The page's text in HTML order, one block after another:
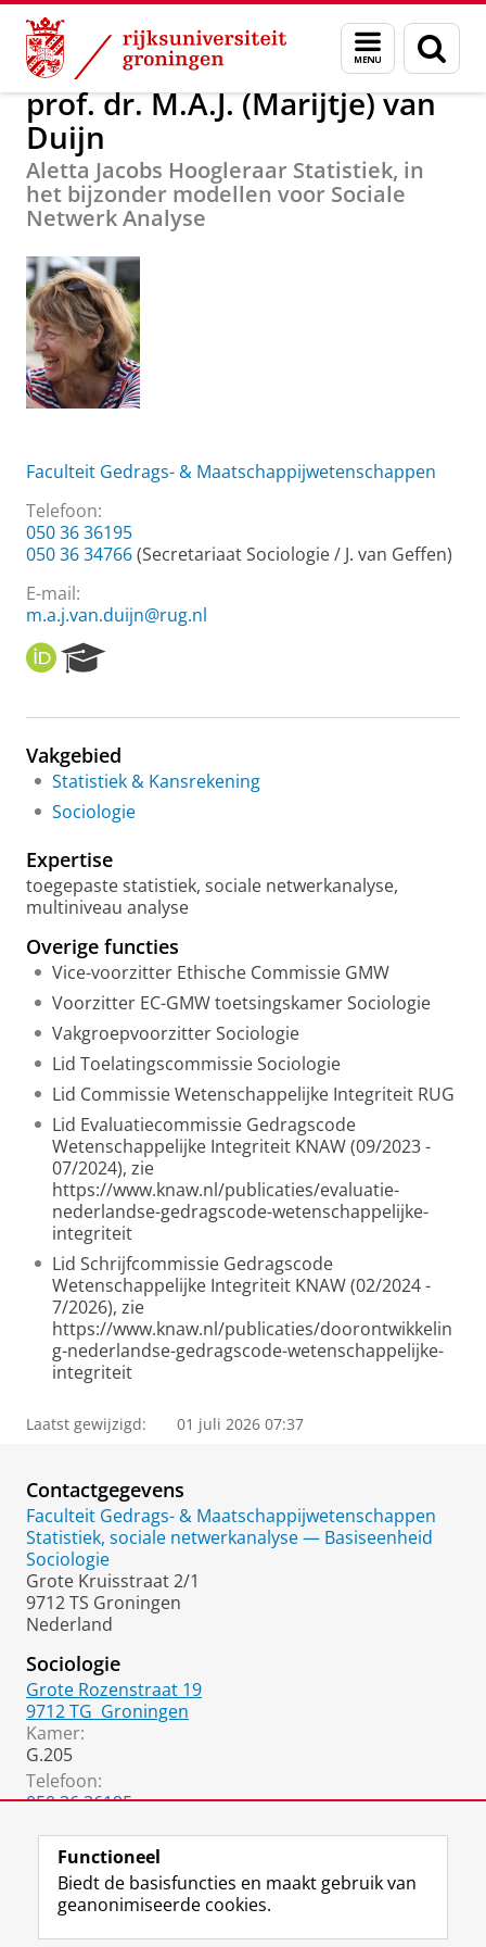
Skip
Content
Skip
Navigation
Menu
en
zoeken
Over ons prof. dr. M.A.J. (Marijtje) van Duijn
prof. dr. M.A.J. (Marijtje) van
Duijn
Aletta Jacobs Hoogleraar Statistiek, in
het bijzonder modellen voor Sociale
Netwerk Analyse
Faculteit Gedrags- & Maatschappijwetenschappen
Telefoon:
050 36 36195
050 36 34766(Secretariaat Sociologie / J. van Geffen)
E-mail:
m.a.j.van.duijn@rug.nl
O
R
I
e
r
c
h
P
r
t
a
l
Vakgebied
Statistiek & Kansrekening
Sociologie
Expertise
toegepaste statistiek, sociale netwerkanalyse,
multiniveau analyse
Overige functies
Vice-voorzitter Ethische Commissie GMW
Voorzitter EC-GMW toetsingskamer Sociologie
Vakgroepvoorzitter Sociologie
Lid Toelatingscommissie Sociologie
Lid Commissie Wetenschappelijke Integriteit RUG
Lid Evaluatiecommissie Gedragscode
Wetenschappelijke Integriteit KNAW (09/2023 -
07/2024), zie
https://www.knaw.nl/publicaties/evaluatie-
nederlandse-gedragscode-wetenschappelijke-
integriteit
Lid Schrijfcommissie Gedragscode
Wetenschappelijke Integriteit KNAW (02/2024 -
7/2026), zie
https://www.knaw.nl/publicaties/doorontwikkelin
g-nederlandse-gedragscode-wetenschappelijke-
integriteit
Laatst gewijzigd: 01 juli 2026 07:37
Contactgegevens
Faculteit Gedrags- & Maatschappijwetenschappen
Statistiek, sociale netwerkanalyse — Basiseenheid
Sociologie
Grote Kruisstraat 2/1
9712 TS Groningen
Nederland
Sociologie
Grote Rozenstraat 19
9712 TG Groningen
Kamer:
G.205
Telefoon:
050 36 36195
F L R I Y
Functioneel
Biedt de basisfuncties en maakt gebruik van
geanonimiseerde cookies.